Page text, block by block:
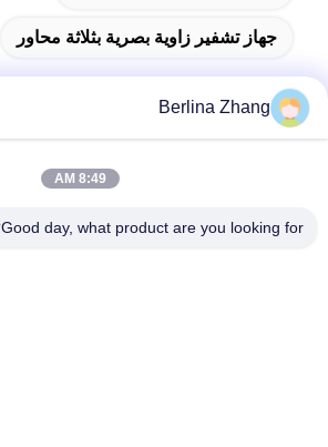
جهاز تشفير زاوية بصرية بثلاثة محاور
عنوان
Berlina Zhang
8:49 AM
Good day, what product are you looking for?